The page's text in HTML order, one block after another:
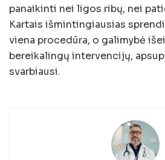
panaikinti nei ligos ribų, nei
Kartais išmintingiausias
viena procedūra, o galimybė
bereikalingų intervencijų,
svarbiausi.